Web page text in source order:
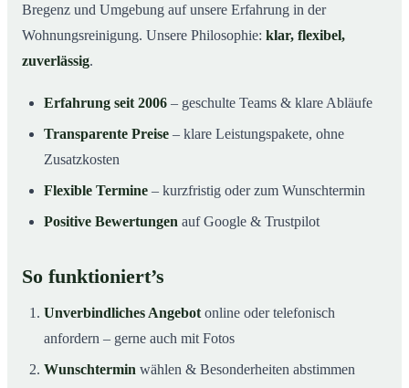
Bregenz und Umgebung auf unsere Erfahrung in der
Wohnungsreinigung. Unsere Philosophie: klar, flexibel,
zuverlässig.
Erfahrung seit 2006 – geschulte Teams & klare Abläufe
Transparente Preise – klare Leistungspakete, ohne
Zusatzkosten
Flexible Termine – kurzfristig oder zum Wunschtermin
Positive Bewertungen auf Google & Trustpilot
So funktioniert’s
Unverbindliches Angebot online oder telefonisch
anfordern – gerne auch mit Fotos
Wunschtermin wählen & Besonderheiten abstimmen